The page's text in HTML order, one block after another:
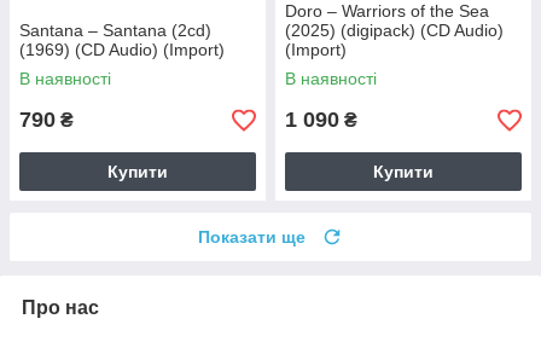
Santana – Santana (2cd)
(1969) (CD Audio) (Import)
В наявності
790 ₴
Купити
Doro – Warriors of the Sea
(2025) (digipack) (CD Audio)
(Import)
В наявності
1 090 ₴
Купити
Показати ще
Про нас